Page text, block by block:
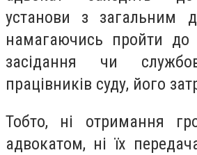
установи з загальним
намагаючись пройти до
засідання чи
працівників суду, його
Тобто, ні отримання
адвокатом, ні їх